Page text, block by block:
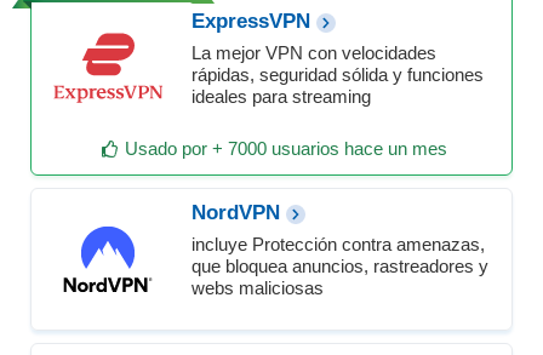
ExpressVPN
La mejor VPN con velocidades
rápidas, seguridad sólida y funciones
ideales para streaming
Usado por + 7000 usuarios hace un mes
NordVPN
incluye Protección contra amenazas,
que bloquea anuncios, rastreadores y
webs maliciosas